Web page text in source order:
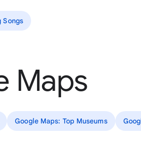
Songs
Maps
Google Maps: Top Museums